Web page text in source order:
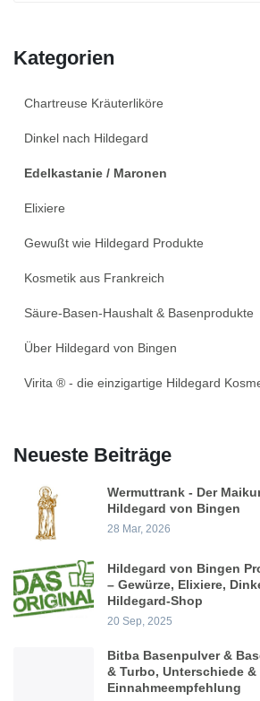
Kategorien
Chartreuse Kräuterliköre
Dinkel nach Hildegard
Edelkastanie / Maronen
Elixiere
Gewußt wie Hildegard Produkte
Kosmetik aus Frankreich
Säure-Basen-Haushalt & Basenprodukte
Über Hildegard von Bingen
Virita ® - die einzigartige Hildegard
Neueste Beiträge
Wermuttrank - Der
Hildegard von Bingen
28 Mar, 2026
Hildegard von Bingen
– Gewürze, Elixiere,
Hildegard-Shop
20 Sep, 2025
Bitba Basenpulver &
& Turbo, Unterschiede &
Einnahmeempfehlung